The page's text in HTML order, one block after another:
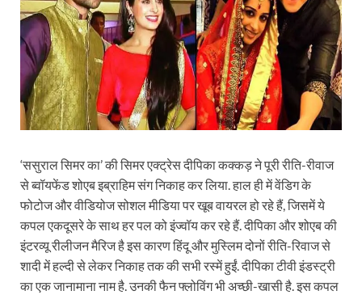
‘ससुराल सिमर का’ की सिमर एक्‍ट्रेस दीपिका कक्‍कड़ ने पूरी रीति-रीवाज
से ब्‍वॉयफेंड शोएब इब्राहिम संग निकाह कर लिया. हाल ही में वेंडिग के
फोटोज और वीडियोज सोशल मीडिया पर खूब वायरल हो रहे हैं, जिसमें ये
कपल एकदूसरे के साथ हर पल को इंज्‍वॉय कर रहे हैं. दीपिका और शोएब की
इंटरव्यू रीलीजन मैरिज है इस कारण हिंदू और मुस्‍लिम दोनों रीति-रिवाज से
शादी में हल्दी से लेकर निकाह तक की सभी रस्में हुईं. दीपिका टीवी इंडस्‍ट्री
का एक जानामाना नाम है. उनकी फैन फ्लोविंग भी अच्‍छी-खासी है. इस कपल